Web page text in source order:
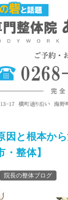
因と根本か
整体】
院長の整体ブログ